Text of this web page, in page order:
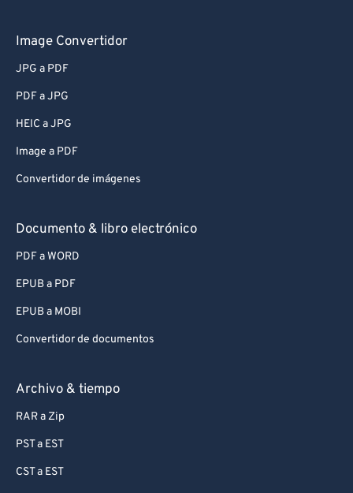
Image Convertidor
JPG a PDF
PDF a JPG
HEIC a JPG
Image a PDF
Convertidor de imágenes
Documento & libro electrónico
PDF a WORD
EPUB a PDF
EPUB a MOBI
Convertidor de documentos
Archivo & tiempo
RAR a Zip
PST a EST
CST a EST